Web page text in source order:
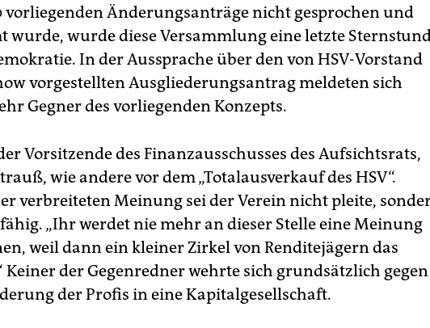
vorliegenden Änderungsanträge nicht gesprochen und
wurde, wurde diese Versammlung eine letzte
In der Aussprache über den von HSV-Vorstand
vorgestellten Ausgliederungsantrag meldeten sich
Gegner des vorliegenden Konzepts.
Vorsitzende des Finanzausschusses des Aufsichtsrats,
wie andere vor dem „Totalausverkauf des HSV“.
verbreiteten Meinung sei der Verein nicht pleite,
„Ihr werdet nie mehr an dieser Stelle eine Meinung
weil dann ein kleiner Zirkel von Renditejägern das
Keiner der Gegenredner wehrte sich grundsätzlich gegen
der Profis in eine Kapitalgesellschaft.